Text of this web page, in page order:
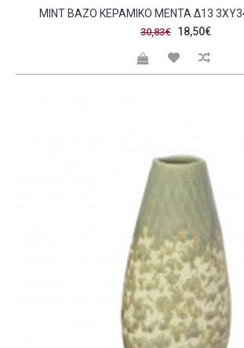
MINT ΒΑΖΟ ΚΕΡΑΜΙΚΟ ΜΕΝΤΑ Δ13
30,83€ 18,50€